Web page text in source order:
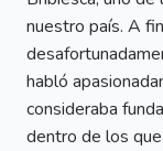
nuestro país. A
habló
consideraba
dentro de los